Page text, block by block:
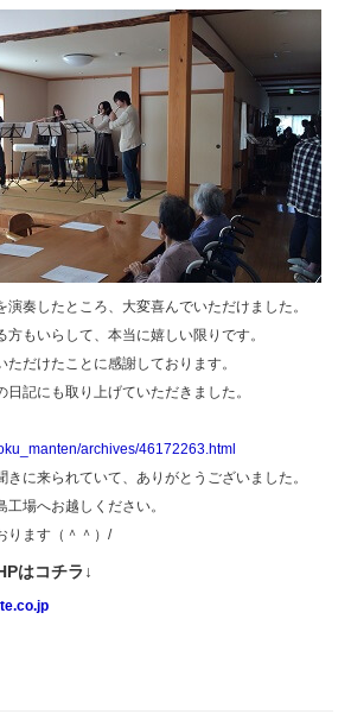
奏したところ、大変喜んでいただけました。
もいらして、本当に嬉しい限りです。
だけたことに感謝しております。
記にも取り上げていただきました。
archives/46172263.html
に来られていて、ありがとうございました。
場へお越しください。
ります（＾＾）/
はコチラ↓